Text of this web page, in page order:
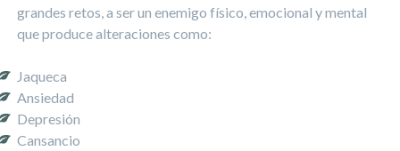
grandes retos, a ser un enemigo físico, emocional y mental
que produce alteraciones como:
Jaqueca
Ansiedad
Depresión
Cansancio